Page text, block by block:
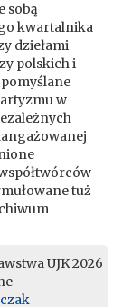
sobą
kwartalnika
dziełami
polskich i
w
tuż
UJK 2026